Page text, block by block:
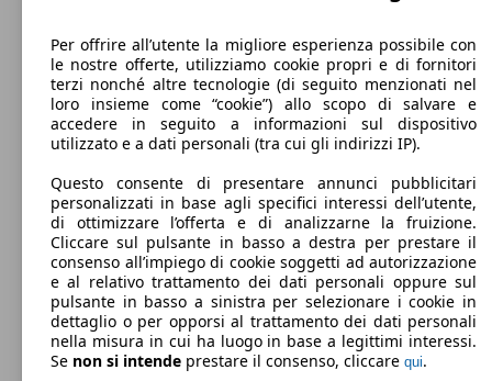
Diesel
Carburante
103 g/km
Emissioni di CO2 (combinato)*
Ø 3.9 l/100km
Per offrire all’utente la migliore esperienza possibile con
le nostre offerte, utilizziamo cookie propri e di fornitori
terzi nonché altre tecnologie (di seguito menzionati nel
loro insieme come “cookie”) allo scopo di salvare e
accedere in seguito a informazioni sul dispositivo
utilizzato e a dati personali (tra cui gli indirizzi IP).
Questo consente di presentare annunci pubblicitari
personalizzati in base agli specifici interessi dell’utente,
di ottimizzare l’offerta e di analizzarne la fruizione.
Cliccare sul pulsante in basso a destra per prestare il
consenso all’impiego di cookie soggetti ad autorizzazione
e al relativo trattamento dei dati personali oppure sul
pulsante in basso a sinistra per selezionare i cookie in
dettaglio o per opporsi al trattamento dei dati personali
nella misura in cui ha luogo in base a legittimi interessi.
Se non si intende prestare il consenso, cliccare qui.